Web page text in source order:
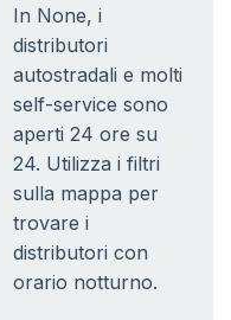
In None, i
distributori
autostradali e molti
self-service sono
aperti 24 ore su
24. Utilizza i filtri
sulla mappa per
trovare i
distributori con
orario notturno.